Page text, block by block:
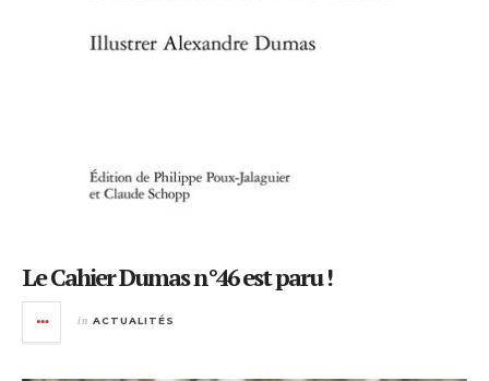
Le Cahier Dumas n°46 est paru !
in ACTUALITÉS